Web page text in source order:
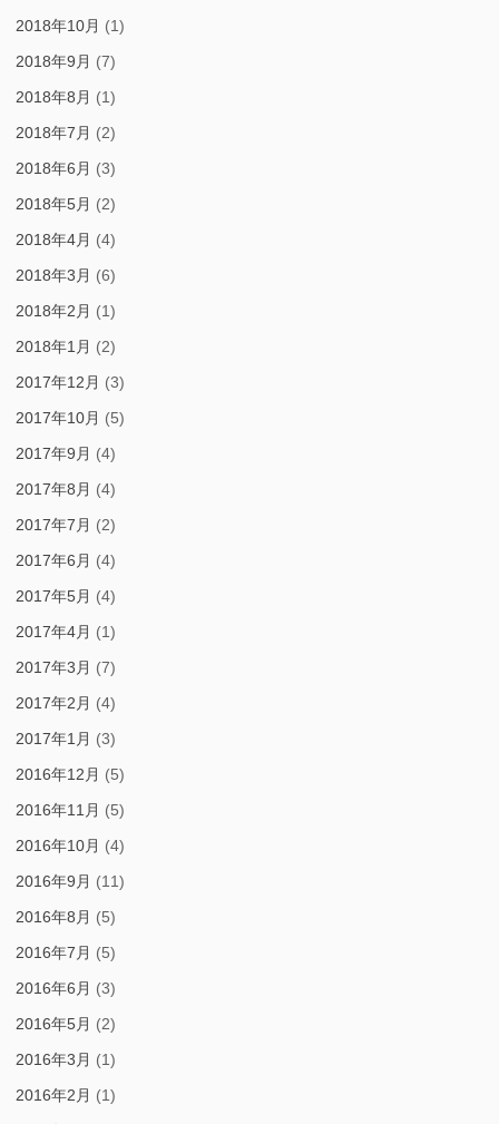
2018年10月 (1)
2018年9月 (7)
2018年8月 (1)
2018年7月 (2)
2018年6月 (3)
2018年5月 (2)
2018年4月 (4)
2018年3月 (6)
2018年2月 (1)
2018年1月 (2)
2017年12月 (3)
2017年10月 (5)
2017年9月 (4)
2017年8月 (4)
2017年7月 (2)
2017年6月 (4)
2017年5月 (4)
2017年4月 (1)
2017年3月 (7)
2017年2月 (4)
2017年1月 (3)
2016年12月 (5)
2016年11月 (5)
2016年10月 (4)
2016年9月 (11)
2016年8月 (5)
2016年7月 (5)
2016年6月 (3)
2016年5月 (2)
2016年3月 (1)
2016年2月 (1)